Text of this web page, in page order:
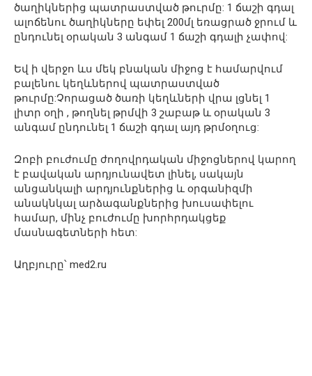
ծաղիկներից պատրաստված թուրմը: 1 ճաշի գդալ
ալոճենու ծաղիկները եփել 200մլ եռացրած ջրում և
ընդունել օրական 3 անգամ 1 ճաշի գդալի չափով:
Եվ ի վերջո ևս մեկ բնական միջոց է համարվում
բալենու կեղևներով պատրաստված
թուրմը:Չորացած ծառի կեղևների վրա լցնել 1
լիտր օղի , թողնել թրմվի 3 շաբաթ և օրական 3
անգամ ընդունել 1 ճաշի գդալ այդ թրմօղուց:
Զոբի բուժումը ժողովրդական միջոցներով կարող
է բավական արդյունավետ լինել, սակայն
անցանկալի արդյունքներից և օրգանիզմի
անակնկալ արձագանքներից խուսափելու
համար, մինչ բուժումը խորհրդակցեք
մասնագետների հետ:
Աղբյուրը՝ med2.ru